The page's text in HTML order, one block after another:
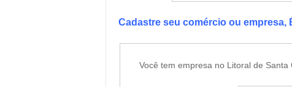
Cadastre seu comércio ou empresa,
Você tem empresa no Litoral de